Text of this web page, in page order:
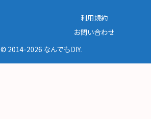
利用規約
お問い合わせ
© 2014-2026 なんでもDIY.